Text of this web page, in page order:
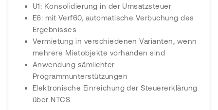
U1: Konsolidierung in der Umsatzsteuer
E6: mit Verf60, automatische Verbuchung des
Ergebnisses
Vermietung in verschiedenen Varianten, wenn
mehrere Mietobjekte vorhanden sind
Anwendung sämlichter
Programmunterstützungen
Elektronische Einreichung der Steuererklärung
über NTCS